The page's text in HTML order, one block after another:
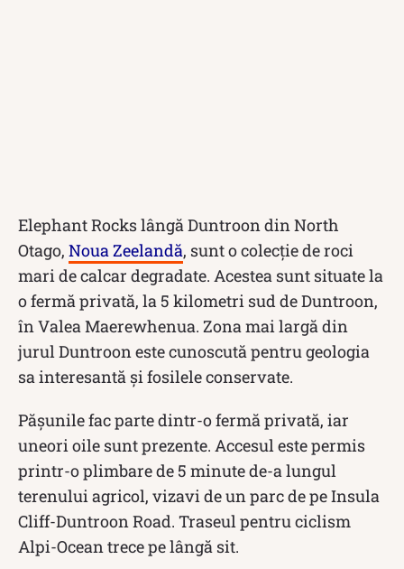
Elephant Rocks lângă Duntroon din North
Otago, Noua Zeelandă, sunt o colecție de roci
mari de calcar degradate. Acestea sunt situate la
o fermă privată, la 5 kilometri sud de Duntroon,
în Valea Maerewhenua. Zona mai largă din
jurul Duntroon este cunoscută pentru geologia
sa interesantă și fosilele conservate.
Pășunile fac parte dintr-o fermă privată, iar
uneori oile sunt prezente. Accesul este permis
printr-o plimbare de 5 minute de-a lungul
terenului agricol, vizavi de un parc de pe Insula
Cliff-Duntroon Road. Traseul pentru ciclism
Alpi-Ocean trece pe lângă sit.